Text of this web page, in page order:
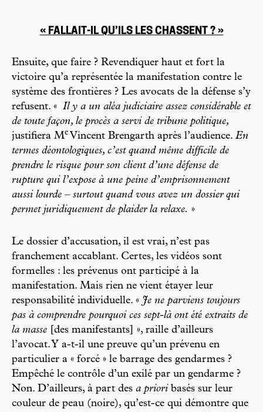
« FALLAIT-IL QU’ILS LES CHASSENT ? »
Ensuite, que faire ? Revendiquer haut et fort la
victoire qu’a représentée la manifestation contre le
système des frontières ? Les avocats de la défense s’y
refusent. « Il y a un aléa judiciaire assez considérable et
de toute façon, le procès a servi de tribune politique,
justifiera Me Vincent Brengarth après l’audience. En
termes déontologiques, c’est quand même difficile de
prendre le risque pour son client d’une défense de
rupture qui l’expose à une peine d’emprisonnement
aussi lourde – surtout quand vous avez un dossier qui
permet juridiquement de plaider la relaxe. »
Le dossier d’accusation, il est vrai, n’est pas
franchement accablant. Certes, les vidéos sont
formelles : les prévenus ont participé à la
manifestation. Mais rien ne vient étayer leur
responsabilité individuelle. « Je ne parviens toujours
pas à comprendre pourquoi ces sept-là ont été extraits de
la masse [des manifestants] », raille d’ailleurs
l’avocat. Y a-t-il une preuve qu’un prévenu en
particulier a « forcé » le barrage des gendarmes ?
Empêché le contrôle d’un exilé par un gendarme ?
Non. D’ailleurs, à part des a priori basés sur leur
couleur de peau (noire), qu’est-ce qui démontre que